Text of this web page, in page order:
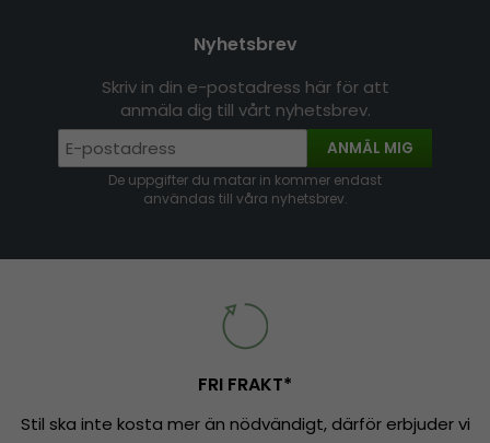
Nyhetsbrev
Skriv in din e-postadress här för att
anmäla dig till vårt nyhetsbrev.
ANMÄL MIG
De uppgifter du matar in kommer endast
användas till våra nyhetsbrev.
FRI FRAKT*
Stil ska inte kosta mer än nödvändigt, därför erbjuder vi